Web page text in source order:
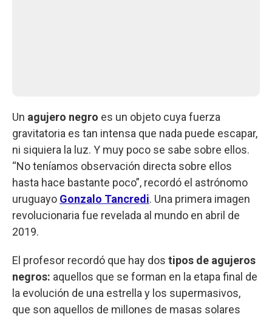
Un agujero negro es un objeto cuya fuerza
gravitatoria es tan intensa que nada puede escapar,
ni siquiera la luz. Y muy poco se sabe sobre ellos.
“No teníamos observación directa sobre ellos
hasta hace bastante poco”, recordó el astrónomo
uruguayo Gonzalo Tancredi. Una primera imagen
revolucionaria fue revelada al mundo en abril de
2019.
El profesor recordó que hay dos tipos de agujeros
negros: aquellos que se forman en la etapa final de
la evolución de una estrella y los supermasivos,
que son aquellos de millones de masas solares